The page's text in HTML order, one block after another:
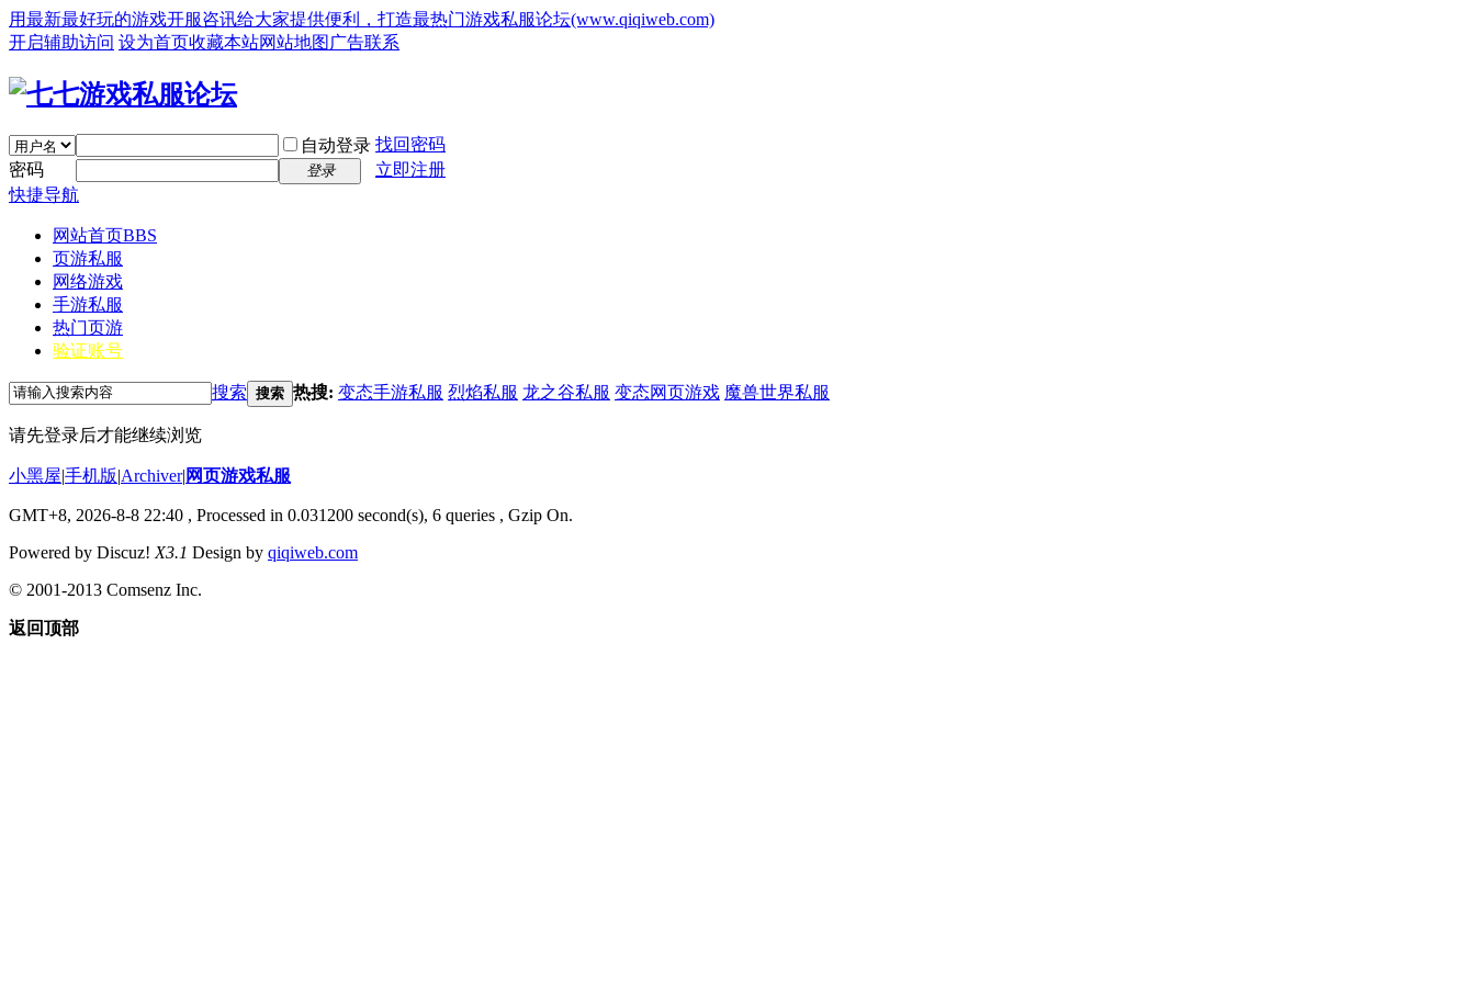
用最新最好玩的游戏开服咨讯给大家提供便利，打造最热门游戏私服论坛(www.qiqiweb.com)
开启辅助访问 设为首页收藏本站网站地图 广告联系
自动登录 找回密码
密码
登录
立即注册
快捷导航
网站首页BBS
页游私服
网络游戏
手游私服
热门页游
验证账号
搜索 搜索 热搜: 变态手游私服 烈焰私服 龙之谷私服 变态网页游戏 魔兽世界私服
请先登录后才能继续浏览
小黑屋|手机版|Archiver| 网页游戏私服
GMT+8, 2026-8-8 22:40 , Processed in 0.031200 second(s), 6 queries , Gzip On.
Powered by Discuz! X3.1 Design by qiqiweb.com
© 2001-2013 Comsenz Inc.
返回顶部